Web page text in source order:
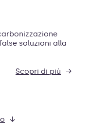
soluzioni alla
Scopri di più